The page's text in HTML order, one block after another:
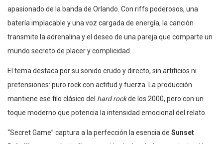
apasionado de la banda de Orlando. Con riffs poderosos, una
batería implacable y una voz cargada de energía, la canción
transmite la adrenalina y el deseo de una pareja que comparte un
mundo secreto de placer y complicidad.
El tema destaca por su sonido crudo y directo, sin artificios ni
pretensiones: puro rock con actitud y fuerza. La producción
mantiene ese filo clásico del hard rockde los 2000, pero con un
toque moderno que potencia la intensidad emocional del relato.
“Secret Game” captura a la perfección la esencia de Sunset